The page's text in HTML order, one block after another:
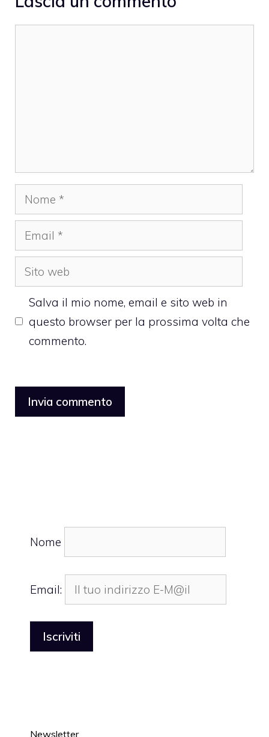
Nome
Email
Sito
web
Salva il mio nome, email e sito web in
questo browser per la prossima volta che
commento.
Nome
Email:
Newsletter